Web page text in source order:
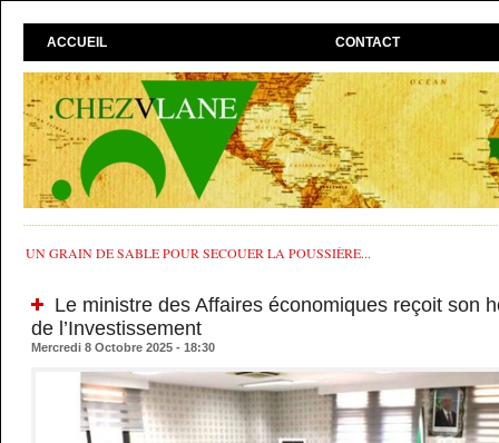
ACCUEIL CONTACT
UN GRAIN DE SABLE POUR SECOUER LA POUSSIÈRE...
Le ministre des Affaires économiques reçoit son
de l’Investissement
Mercredi 8 Octobre 2025 - 18:30